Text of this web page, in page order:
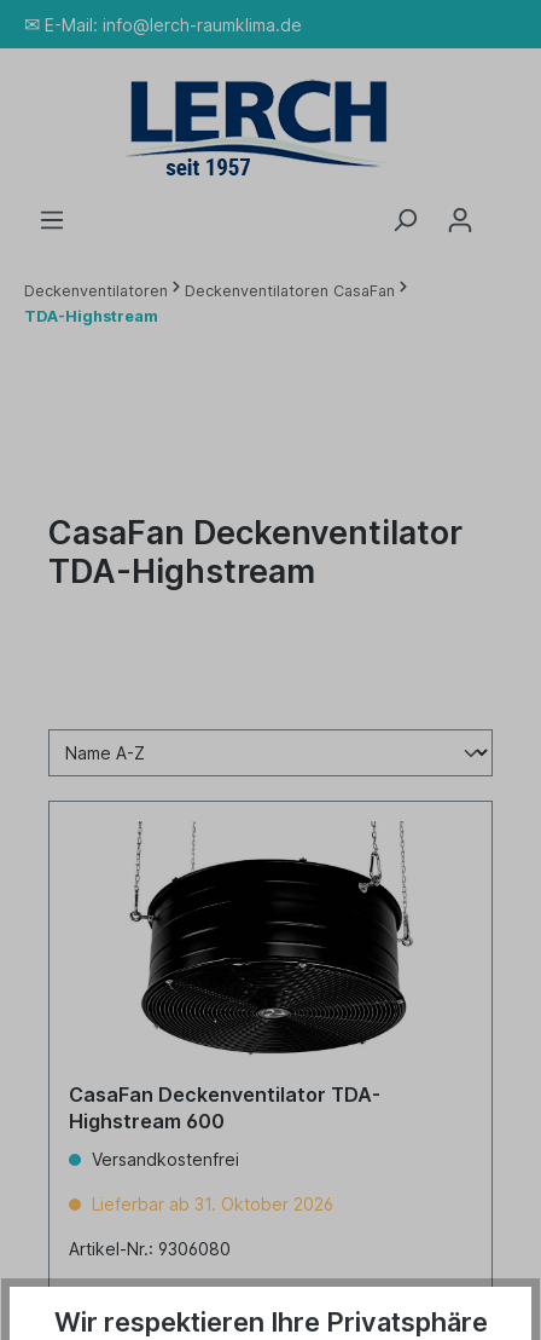
✉ E-Mail: info@lerch-raumklima.de
Deckenventilatoren
Deckenventilatoren CasaFan
TDA-Highstream
CasaFan Deckenventilator
TDA-Highstream
CasaFan Deckenventilator TDA-
Highstream 600
Versandkostenfrei
Lieferbar ab 31. Oktober 2026
Artikel-Nr.: 9306080
Wir respektieren Ihre Privatsphäre